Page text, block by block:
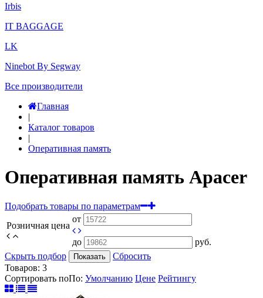
Irbis
IT BAGGAGE
LK
Ninebot By Segway
Все производители
Главная
|
Каталог товаров
|
Оперативная память
Оперативная память Apacer
Подобрать товары по параметрам
Розничная цена
от
до
руб.
Скрыть подбор
Показать
Сбросить
Товаров: 3
Сортировать поПо: Умолчанию Цене Рейтингу